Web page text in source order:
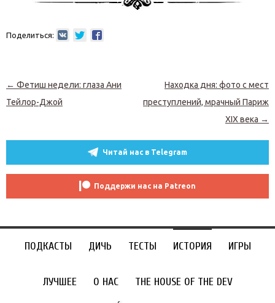
Поделиться:
Навигация по записям
← Фетиш недели: глаза Ани
Тейлор-Джой
Находка дня: фото с мест
преступлений, мрачный Париж
XIX века →
Читай нас в Telegram
Поддержи нас на Patreon
ПОДКАСТЫ ДИЧЬ ТЕСТЫ ИСТОРИЯ ИГРЫ
ЛУЧШЕЕ О НАС THE HOUSE OF THE DEV